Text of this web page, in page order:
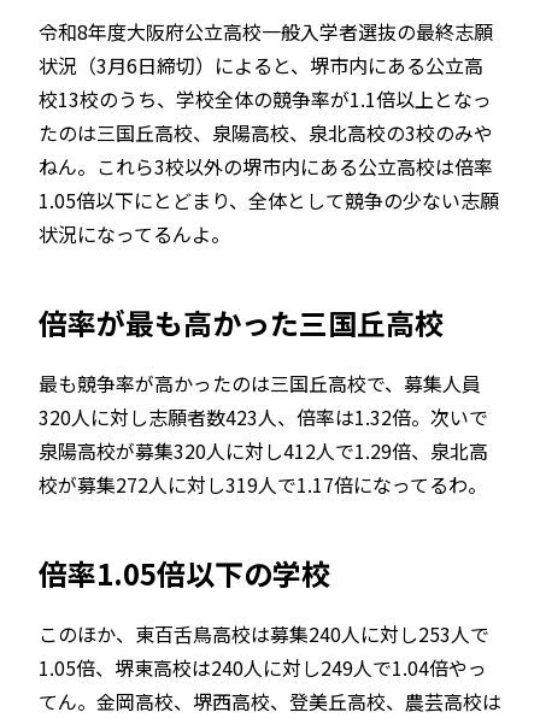
令和8年度大阪府公立高校一般入学者選抜の最終志願
状況（3月6日締切）によると、堺市内にある公立高
校13校のうち、学校全体の競争率が1.1倍以上となっ
たのは三国丘高校、泉陽高校、泉北高校の3校のみや
ねん。これら3校以外の堺市内にある公立高校は倍率
1.05倍以下にとどまり、全体として競争の少ない志願
状況になってるんよ。
倍率が最も高かった三国丘高校
最も競争率が高かったのは三国丘高校で、募集人員
320人に対し志願者数423人、倍率は1.32倍。次いで
泉陽高校が募集320人に対し412人で1.29倍、泉北高
校が募集272人に対し319人で1.17倍になってるわ。
倍率1.05倍以下の学校
このほか、東百舌鳥高校は募集240人に対し253人で
1.05倍、堺東高校は240人に対し249人で1.04倍やっ
てん。金岡高校、堺西高校、登美丘高校、農芸高校は